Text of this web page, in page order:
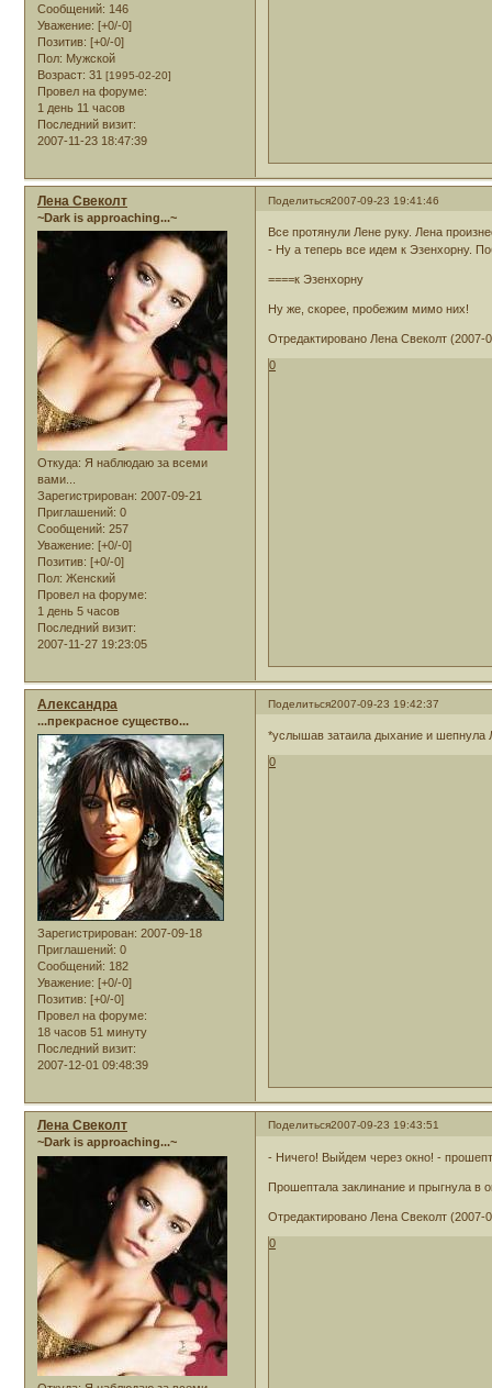
Сообщений: 146
Уважение: [+0/-0]
Позитив: [+0/-0]
Пол: Мужской
Возраст: 31 [1995-02-20]
Провел на форуме:
1 день 11 часов
Последний визит:
2007-11-23 18:47:39
Поделиться2007-09-23 19:41:46
Лена Свеколт
~Dark is approaching...~
Откуда: Я наблюдаю за всеми
вами...
Зарегистрирован: 2007-09-21
Приглашений: 0
Сообщений: 257
Уважение: [+0/-0]
Позитив: [+0/-0]
Пол: Женский
Провел на форуме:
1 день 5 часов
Последний визит:
2007-11-27 19:23:05
Все протянули Лене руку. Лена
- Ну а теперь все идем к Эзенхорну.
====к Эзенхорну
Ну же, скорее, пробежим мимо них!
Отредактировано Лена Свеколт (2007-
0
Поделиться2007-09-23 19:42:37
Александра
...прекрасное существо...
Зарегистрирован: 2007-09-18
Приглашений: 0
Сообщений: 182
Уважение: [+0/-0]
Позитив: [+0/-0]
Провел на форуме:
18 часов 51 минуту
Последний визит:
2007-12-01 09:48:39
*услышав затаила дыхание и шепнула
0
Поделиться2007-09-23 19:43:51
Лена Свеколт
~Dark is approaching...~
- Ничего! Выйдем через окно! -
Прошептала заклинание и прыгнула в
Отредактировано Лена Свеколт (2007-
0